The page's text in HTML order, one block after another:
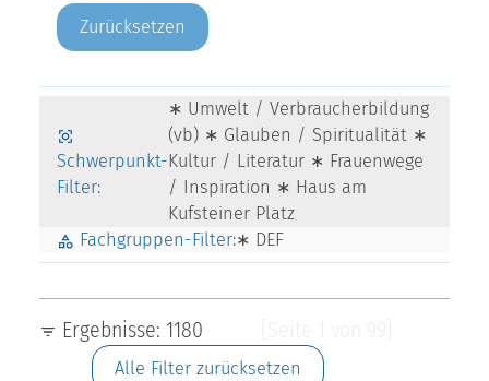
Zurücksetzen
Schwerpunkt-
Filter:
∗ Umwelt / Verbraucherbildung
(vb) ∗ Glauben / Spiritualität ∗
Kultur / Literatur ∗ Frauenwege
/ Inspiration ∗ Haus am
Kufsteiner Platz
Fachgruppen-Filter:∗ DEF
Ergebnisse: 1180
Alle Filter zurücksetzen